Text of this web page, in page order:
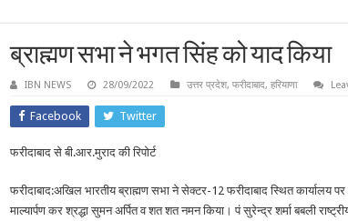
ब्राह्मण सभा ने भगत सिंह को याद किया
IBN NEWS 28/09/2022 उत्तर प्रदेश, फरीदाबाद, हरियाणा
Facebook Twitter
फरीदाबाद से बी.आर.मुराद की रिपोर्ट
फरीदाबाद:अखिल भारतीय ब्राह्मण सभा ने सेक्टर-12 फरीदाबाद स्थित कार्यालय
माल्यार्पण कर श्रद्धा सुमन अर्पित व शत शत नमन किया। पं सुरेन्द्र शर्मा बबली